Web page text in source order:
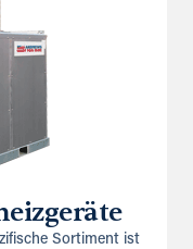
Sortiment ist